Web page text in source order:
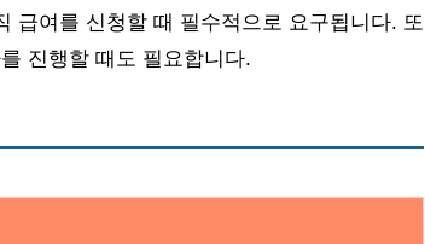
급여를 신청할 때 필수적으로 요구됩니다. 또
진행할 때도 필요합니다.